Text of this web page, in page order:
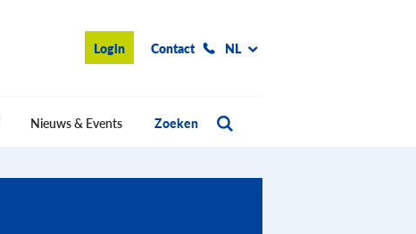
Login Contact NL
Nieuws & Events Zoeken